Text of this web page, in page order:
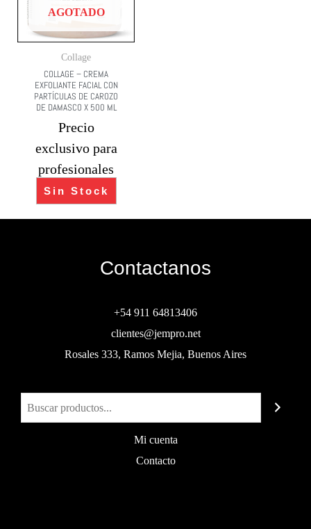
AGOTADO
Collage
COLLAGE – CREMA
EXFOLIANTE FACIAL CON
PARTÍCULAS DE CAROZO
DE DAMASCO X 500 ML
Precio
exclusivo para
profesionales
Sin Stock
Contactanos
+54 911 64813406
clientes@jempro.net
Rosales 333, Ramos Mejia, Buenos Aires
Mi cuenta
Contacto